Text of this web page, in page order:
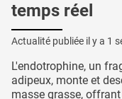
temps réel
Actualité publiée il y a 1
L'endotrophine, un
adipeux, monte et
masse grasse,